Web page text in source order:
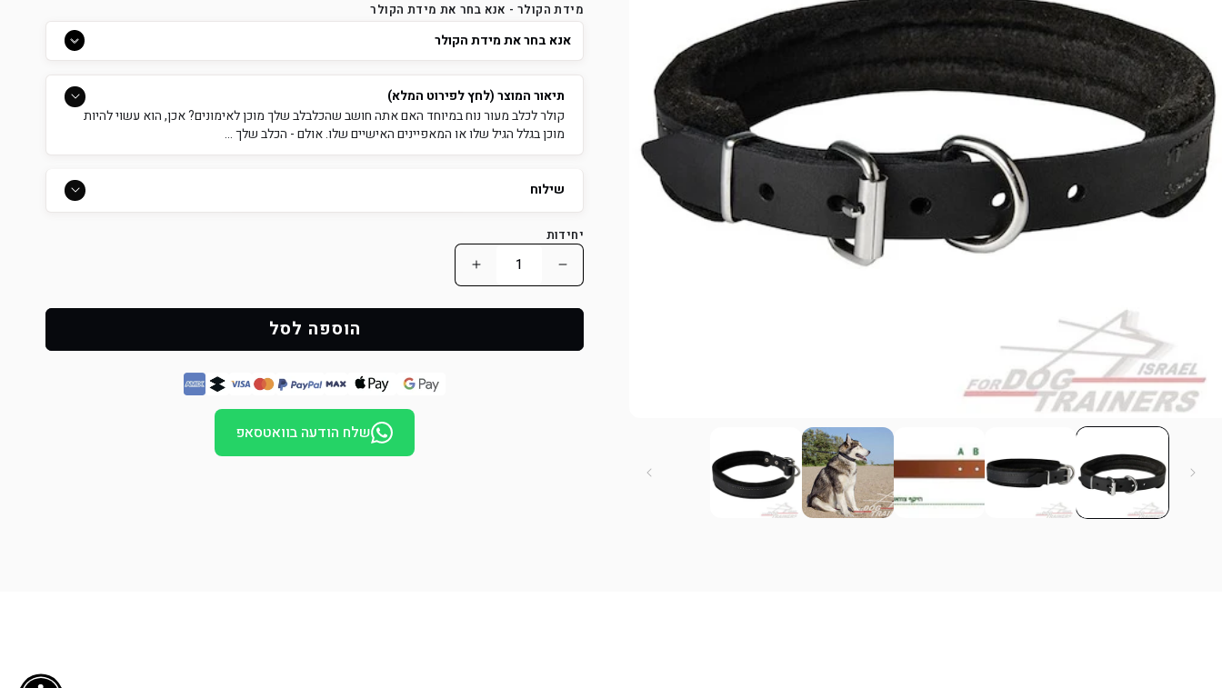
מידת הקולר - אנא בחר את מידת הקולר
תיאור המוצר (לחץ לפירוט המלא)
קולר לכלב מעור נוח במיוחד האם אתה חושב שהכלבלב שלך מוכן לאימונים? אכן, הוא עשוי להיות
מוכן בגלל הגיל שלו או המאפיינים האישיים שלו. אולם - הכלב שלך ...
שילוח
יחידות
קולר
הוסף
קולר
מרופד
הוספה לסל
שלח הודעה בוואטסאפ